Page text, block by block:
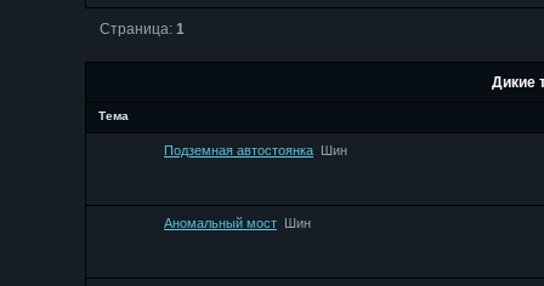
Дикие
Страница:1
Тема
Подземная автостоянка Шин
Аномальный мост Шин